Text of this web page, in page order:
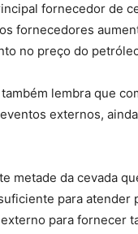
fornecedor de
fornecedores
no preço do
lembra que
externos,
metade da cevada
para atender
para fornecer